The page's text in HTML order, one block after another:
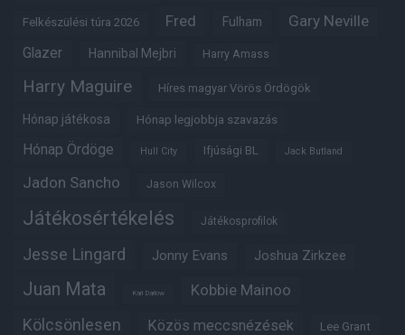
Felkészülési túra 2026 Fred Fulham Gary Neville
Glazer Hannibal Mejbri Harry Amass
Harry Maguire Híres magyar Vörös Ördögök
Hónap játékosa Hónap legjobbja szavazás
Hónap Ördöge Hull City Ifjúsági BL Jack Butland
Jadon Sancho Jason Wilcox
Játékosértékelés Játékosprofilok
Jesse Lingard Jonny Evans Joshua Zirkzee
Juan Mata Karl Darlow Kobbie Mainoo
Kölcsönlesen Közös meccsnézések Lee Grant